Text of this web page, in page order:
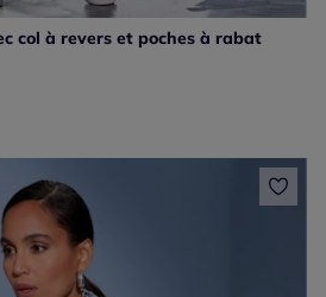
col à revers et poches à rabat